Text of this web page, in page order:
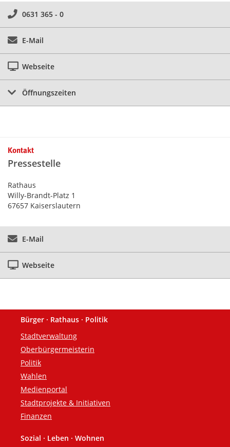
0631 365 - 0
E-Mail
Webseite
Öffnungszeiten
Kontakt
Pressestelle
Rathaus
Willy-Brandt-Platz 1
67657 Kaiserslautern
E-Mail
Webseite
Fußzeile
Bürger · Rathaus · Politik
Stadtverwaltung
Oberbürgermeisterin
Politik
Wahlen
Medienportal
Stadtprojekte & Initiativen
Finanzen
Sozial · Leben · Wohnen